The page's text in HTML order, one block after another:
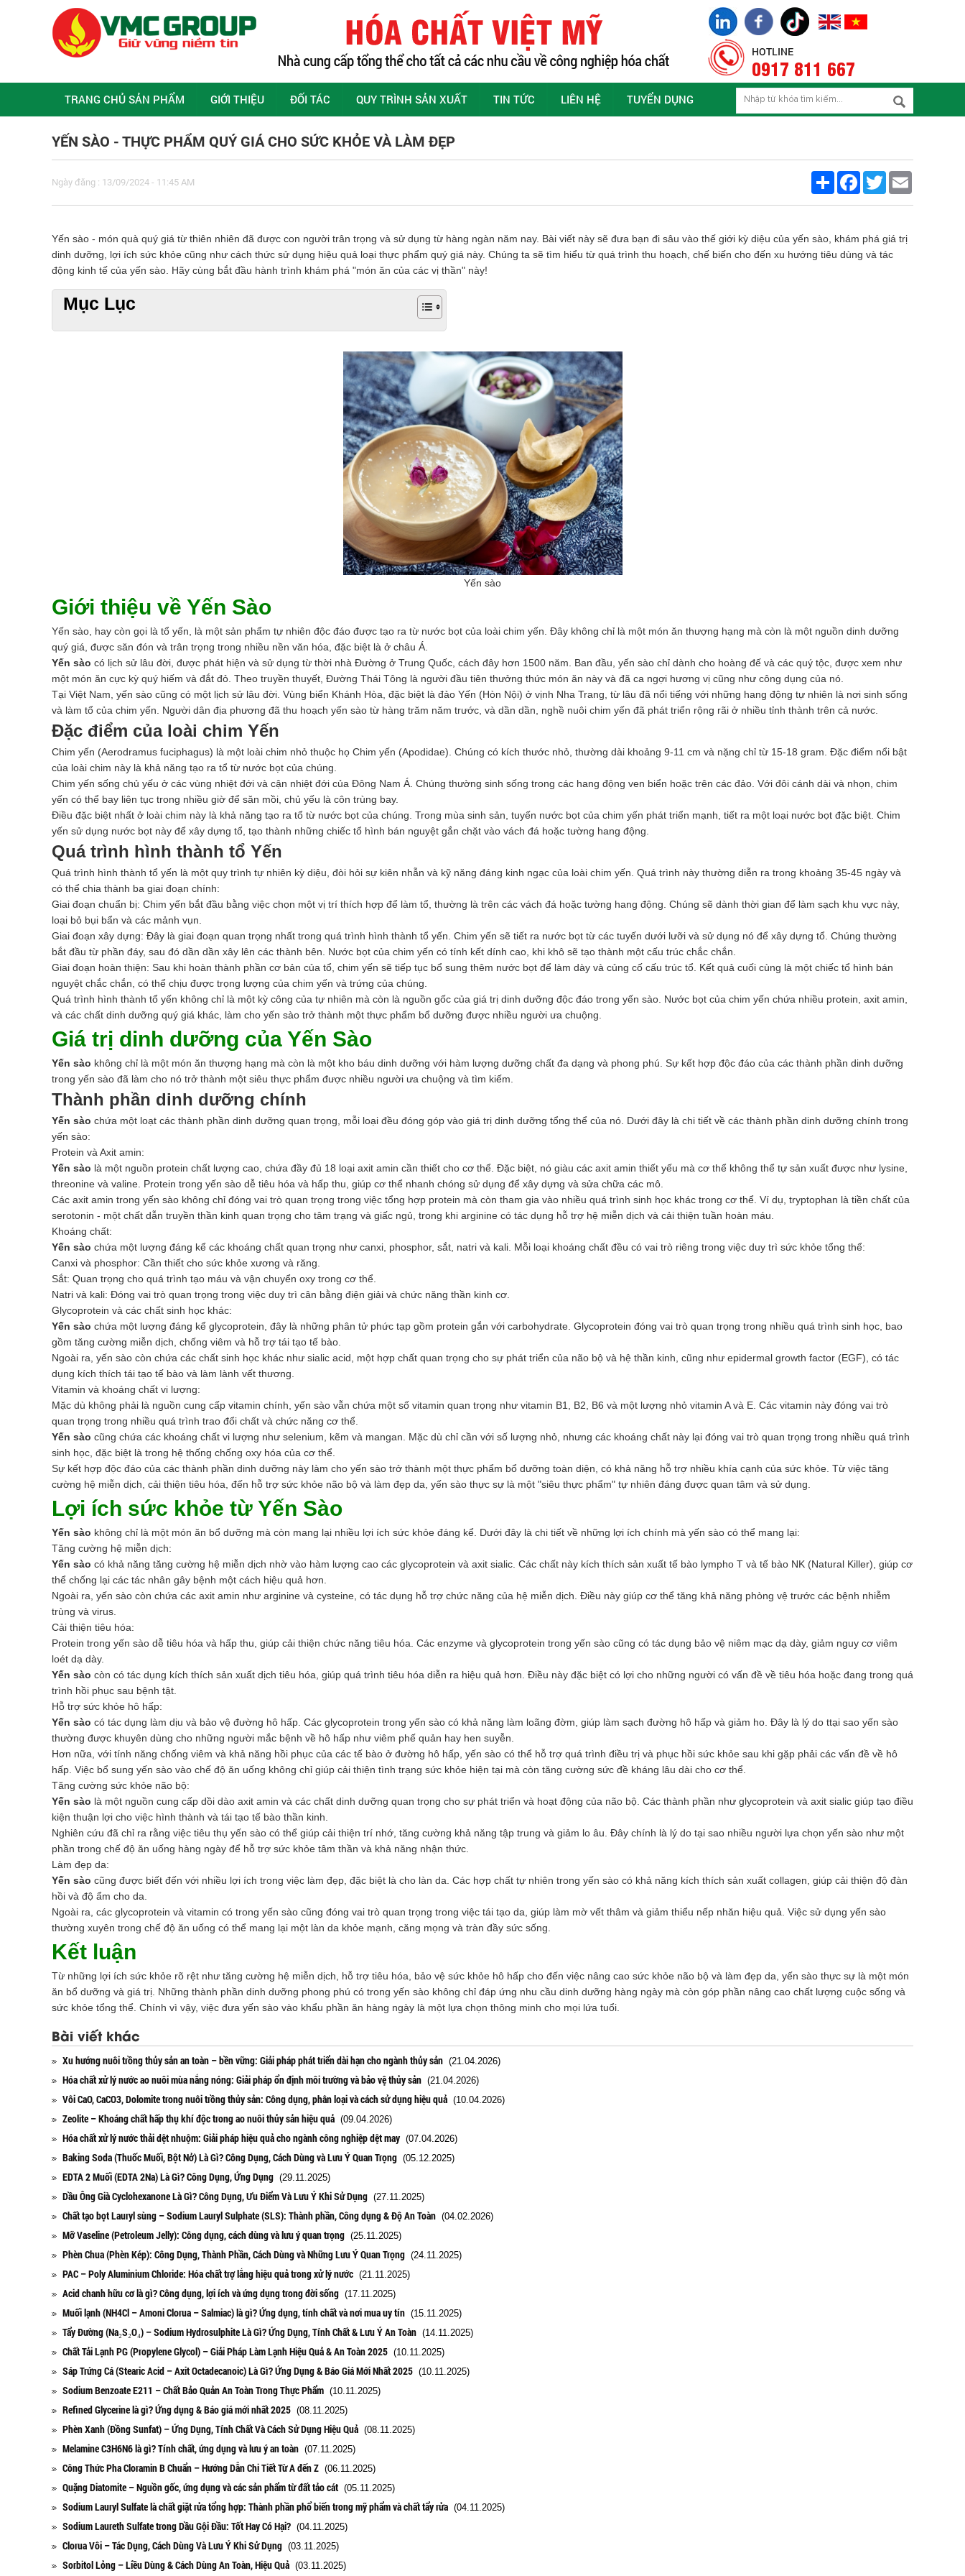
HOTLINE
0917 811 667
TRANG CHỦ SẢN PHẨM GIỚI THIỆU ĐỐI TÁC QUY TRÌNH SẢN XUẤT TIN TỨC LIÊN HỆ TUYỂN DỤNG
YẾN SÀO - THỰC PHẨM QUÝ GIÁ CHO SỨC KHỎE VÀ LÀM ĐẸP
Ngày đăng : 13/09/2024 - 11:45 AM
Share FacebookTwitter
Yến sào - món quà quý giá từ thiên nhiên đã được con người trân trọng và sử dụng từ hàng ngàn năm nay. Bài viết này sẽ đưa bạn đi sâu vào thế giới kỳ diệu của yến sào, khám phá giá trị
dinh dưỡng, lợi ích sức khỏe cũng như cách thức sử dụng hiệu quả loại thực phẩm quý giá này. Chúng ta sẽ tìm hiểu từ quá trình thu hoạch, chế biến cho đến xu hướng tiêu dùng và tác
động kinh tế của yến sào. Hãy cùng bắt đầu hành trình khám phá "món ăn của các vị thần" này!
Mục Lục
Yến sào
Giới thiệu về Yến Sào
Yến sào, hay còn gọi là tổ yến, là một sản phẩm tự nhiên độc đáo được tạo ra từ nước bọt của loài chim yến. Đây không chỉ là một món ăn thượng hạng mà còn là một nguồn dinh dưỡng
quý giá, được săn đón và trân trọng trong nhiều nền văn hóa, đặc biệt là ở châu Á.
Yến sào có lịch sử lâu đời, được phát hiện và sử dụng từ thời nhà Đường ở Trung Quốc, cách đây hơn 1500 năm. Ban đầu, yến sào chỉ dành cho hoàng đế và các quý tộc, được xem như
một món ăn cực kỳ quý hiếm và đắt đỏ. Theo truyền thuyết, Đường Thái Tông là người đầu tiên thưởng thức món ăn này và đã ca ngợi hương vị cũng như công dụng của nó.
Tại Việt Nam, yến sào cũng có một lịch sử lâu đời. Vùng biển Khánh Hòa, đặc biệt là đảo Yến (Hòn Nội) ở vịnh Nha Trang, từ lâu đã nổi tiếng với những hang động tự nhiên là nơi sinh sống
và làm tổ của chim yến. Người dân địa phương đã thu hoạch yến sào từ hàng trăm năm trước, và dần dần, nghề nuôi chim yến đã phát triển rộng rãi ở nhiều tỉnh thành trên cả nước.
Đặc điểm của loài chim Yến
Chim yến (Aerodramus fuciphagus) là một loài chim nhỏ thuộc họ Chim yến (Apodidae). Chúng có kích thước nhỏ, thường dài khoảng 9-11 cm và nặng chỉ từ 15-18 gram. Đặc điểm nổi bật
của loài chim này là khả năng tạo ra tổ từ nước bọt của chúng.
Chim yến sống chủ yếu ở các vùng nhiệt đới và cận nhiệt đới của Đông Nam Á. Chúng thường sinh sống trong các hang động ven biển hoặc trên các đảo. Với đôi cánh dài và nhọn, chim
yến có thể bay liên tục trong nhiều giờ để săn mồi, chủ yếu là côn trùng bay.
Điều đặc biệt nhất ở loài chim này là khả năng tạo ra tổ từ nước bọt của chúng. Trong mùa sinh sản, tuyến nước bọt của chim yến phát triển mạnh, tiết ra một loại nước bọt đặc biệt. Chim
yến sử dụng nước bọt này để xây dựng tổ, tạo thành những chiếc tổ hình bán nguyệt gắn chặt vào vách đá hoặc tường hang động.
Quá trình hình thành tổ Yến
Quá trình hình thành tổ yến là một quy trình tự nhiên kỳ diệu, đòi hỏi sự kiên nhẫn và kỹ năng đáng kinh ngạc của loài chim yến. Quá trình này thường diễn ra trong khoảng 35-45 ngày và
có thể chia thành ba giai đoạn chính:
Giai đoạn chuẩn bị: Chim yến bắt đầu bằng việc chọn một vị trí thích hợp để làm tổ, thường là trên các vách đá hoặc tường hang động. Chúng sẽ dành thời gian để làm sạch khu vực này,
loại bỏ bụi bẩn và các mảnh vụn.
Giai đoạn xây dựng: Đây là giai đoạn quan trọng nhất trong quá trình hình thành tổ yến. Chim yến sẽ tiết ra nước bọt từ các tuyến dưới lưỡi và sử dụng nó để xây dựng tổ. Chúng thường
bắt đầu từ phần đáy, sau đó dần dần xây lên các thành bên. Nước bọt của chim yến có tính kết dính cao, khi khô sẽ tạo thành một cấu trúc chắc chắn.
Giai đoạn hoàn thiện: Sau khi hoàn thành phần cơ bản của tổ, chim yến sẽ tiếp tục bổ sung thêm nước bọt để làm dày và củng cố cấu trúc tổ. Kết quả cuối cùng là một chiếc tổ hình bán
nguyệt chắc chắn, có thể chịu được trọng lượng của chim yến và trứng của chúng.
Quá trình hình thành tổ yến không chỉ là một kỳ công của tự nhiên mà còn là nguồn gốc của giá trị dinh dưỡng độc đáo trong yến sào. Nước bọt của chim yến chứa nhiều protein, axit amin,
và các chất dinh dưỡng quý giá khác, làm cho yến sào trở thành một thực phẩm bổ dưỡng được nhiều người ưa chuộng.
Giá trị dinh dưỡng của Yến Sào
Yến sào không chỉ là một món ăn thượng hạng mà còn là một kho báu dinh dưỡng với hàm lượng dưỡng chất đa dạng và phong phú. Sự kết hợp độc đáo của các thành phần dinh dưỡng
trong yến sào đã làm cho nó trở thành một siêu thực phẩm được nhiều người ưa chuộng và tìm kiếm.
Thành phần dinh dưỡng chính
Yến sào chứa một loạt các thành phần dinh dưỡng quan trọng, mỗi loại đều đóng góp vào giá trị dinh dưỡng tổng thể của nó. Dưới đây là chi tiết về các thành phần dinh dưỡng chính trong
yến sào:
Protein và Axit amin:
Yến sào là một nguồn protein chất lượng cao, chứa đầy đủ 18 loại axit amin cần thiết cho cơ thể. Đặc biệt, nó giàu các axit amin thiết yếu mà cơ thể không thể tự sản xuất được như lysine,
threonine và valine. Protein trong yến sào dễ tiêu hóa và hấp thu, giúp cơ thể nhanh chóng sử dụng để xây dựng và sửa chữa các mô.
Các axit amin trong yến sào không chỉ đóng vai trò quan trọng trong việc tổng hợp protein mà còn tham gia vào nhiều quá trình sinh học khác trong cơ thể. Ví dụ, tryptophan là tiền chất của
serotonin - một chất dẫn truyền thần kinh quan trọng cho tâm trạng và giấc ngủ, trong khi arginine có tác dụng hỗ trợ hệ miễn dịch và cải thiện tuần hoàn máu.
Khoáng chất:
Yến sào chứa một lượng đáng kể các khoáng chất quan trọng như canxi, phosphor, sắt, natri và kali. Mỗi loại khoáng chất đều có vai trò riêng trong việc duy trì sức khỏe tổng thể:
Canxi và phosphor: Cần thiết cho sức khỏe xương và răng.
Sắt: Quan trọng cho quá trình tạo máu và vận chuyển oxy trong cơ thể.
Natri và kali: Đóng vai trò quan trọng trong việc duy trì cân bằng điện giải và chức năng thần kinh cơ.
Glycoprotein và các chất sinh học khác:
Yến sào chứa một lượng đáng kể glycoprotein, đây là những phân tử phức tạp gồm protein gắn với carbohydrate. Glycoprotein đóng vai trò quan trọng trong nhiều quá trình sinh học, bao
gồm tăng cường miễn dịch, chống viêm và hỗ trợ tái tạo tế bào.
Ngoài ra, yến sào còn chứa các chất sinh học khác như sialic acid, một hợp chất quan trọng cho sự phát triển của não bộ và hệ thần kinh, cũng như epidermal growth factor (EGF), có tác
dụng kích thích tái tạo tế bào và làm lành vết thương.
Vitamin và khoáng chất vi lượng:
Mặc dù không phải là nguồn cung cấp vitamin chính, yến sào vẫn chứa một số vitamin quan trọng như vitamin B1, B2, B6 và một lượng nhỏ vitamin A và E. Các vitamin này đóng vai trò
quan trọng trong nhiều quá trình trao đổi chất và chức năng cơ thể.
Yến sào cũng chứa các khoáng chất vi lượng như selenium, kẽm và mangan. Mặc dù chỉ cần với số lượng nhỏ, nhưng các khoáng chất này lại đóng vai trò quan trọng trong nhiều quá trình
sinh học, đặc biệt là trong hệ thống chống oxy hóa của cơ thể.
Sự kết hợp độc đáo của các thành phần dinh dưỡng này làm cho yến sào trở thành một thực phẩm bổ dưỡng toàn diện, có khả năng hỗ trợ nhiều khía cạnh của sức khỏe. Từ việc tăng
cường hệ miễn dịch, cải thiện tiêu hóa, đến hỗ trợ sức khỏe não bộ và làm đẹp da, yến sào thực sự là một "siêu thực phẩm" tự nhiên đáng được quan tâm và sử dụng.
Lợi ích sức khỏe từ Yến Sào
Yến sào không chỉ là một món ăn bổ dưỡng mà còn mang lại nhiều lợi ích sức khỏe đáng kể. Dưới đây là chi tiết về những lợi ích chính mà yến sào có thể mang lại:
Tăng cường hệ miễn dịch:
Yến sào có khả năng tăng cường hệ miễn dịch nhờ vào hàm lượng cao các glycoprotein và axit sialic. Các chất này kích thích sản xuất tế bào lympho T và tế bào NK (Natural Killer), giúp cơ
thể chống lại các tác nhân gây bệnh một cách hiệu quả hơn.
Ngoài ra, yến sào còn chứa các axit amin như arginine và cysteine, có tác dụng hỗ trợ chức năng của hệ miễn dịch. Điều này giúp cơ thể tăng khả năng phòng vệ trước các bệnh nhiễm
trùng và virus.
Cải thiện tiêu hóa:
Protein trong yến sào dễ tiêu hóa và hấp thu, giúp cải thiện chức năng tiêu hóa. Các enzyme và glycoprotein trong yến sào cũng có tác dụng bảo vệ niêm mạc dạ dày, giảm nguy cơ viêm
loét dạ dày.
Yến sào còn có tác dụng kích thích sản xuất dịch tiêu hóa, giúp quá trình tiêu hóa diễn ra hiệu quả hơn. Điều này đặc biệt có lợi cho những người có vấn đề về tiêu hóa hoặc đang trong quá
trình hồi phục sau bệnh tật.
Hỗ trợ sức khỏe hô hấp:
Yến sào có tác dụng làm dịu và bảo vệ đường hô hấp. Các glycoprotein trong yến sào có khả năng làm loãng đờm, giúp làm sạch đường hô hấp và giảm ho. Đây là lý do ttại sao yến sào
thường được khuyên dùng cho những người mắc bệnh về hô hấp như viêm phế quản hay hen suyễn.
Hơn nữa, với tính năng chống viêm và khả năng hồi phục của các tế bào ở đường hô hấp, yến sào có thể hỗ trợ quá trình điều trị và phục hồi sức khỏe sau khi gặp phải các vấn đề về hô
hấp. Việc bổ sung yến sào vào chế độ ăn uống không chỉ giúp cải thiện tình trạng sức khỏe hiện tại mà còn tăng cường sức đề kháng lâu dài cho cơ thể.
Tăng cường sức khỏe não bộ:
Yến sào là một nguồn cung cấp dồi dào axit amin và các chất dinh dưỡng quan trọng cho sự phát triển và hoạt động của não bộ. Các thành phần như glycoprotein và axit sialic giúp tạo điều
kiện thuận lợi cho việc hình thành và tái tạo tế bào thần kinh.
Nghiên cứu đã chỉ ra rằng việc tiêu thụ yến sào có thể giúp cải thiện trí nhớ, tăng cường khả năng tập trung và giảm lo âu. Đây chính là lý do tại sao nhiều người lựa chọn yến sào như một
phần trong chế độ ăn uống hàng ngày để hỗ trợ sức khỏe tâm thần và khả năng nhận thức.
Làm đẹp da:
Yến sào cũng được biết đến với nhiều lợi ích trong việc làm đẹp, đặc biệt là cho làn da. Các hợp chất tự nhiên trong yến sào có khả năng kích thích sản xuất collagen, giúp cải thiện độ đàn
hồi và độ ẩm cho da.
Ngoài ra, các glycoprotein và vitamin có trong yến sào cũng đóng vai trò quan trọng trong việc tái tạo da, giúp làm mờ vết thâm và giảm thiểu nếp nhăn hiệu quả. Việc sử dụng yến sào
thường xuyên trong chế độ ăn uống có thể mang lại một làn da khỏe mạnh, căng mọng và tràn đầy sức sống.
Kết luận
Từ những lợi ích sức khỏe rõ rệt như tăng cường hệ miễn dịch, hỗ trợ tiêu hóa, bảo vệ sức khỏe hô hấp cho đến việc nâng cao sức khỏe não bộ và làm đẹp da, yến sào thực sự là một món
ăn bổ dưỡng và giá trị. Những thành phần dinh dưỡng phong phú có trong yến sào không chỉ đáp ứng nhu cầu dinh dưỡng hàng ngày mà còn góp phần nâng cao chất lượng cuộc sống và
sức khỏe tổng thể. Chính vì vậy, việc đưa yến sào vào khẩu phần ăn hàng ngày là một lựa chọn thông minh cho mọi lứa tuổi.
Bài viết khác
Xu hướng nuôi trồng thủy sản an toàn – bền vững: Giải pháp phát triển dài hạn cho ngành thủy sản (21.04.2026)
Hóa chất xử lý nước ao nuôi mùa nắng nóng: Giải pháp ổn định môi trường và bảo vệ thủy sản (21.04.2026)
Vôi CaO, CaCO3, Dolomite trong nuôi trồng thủy sản: Công dụng, phân loại và cách sử dụng hiệu quả (10.04.2026)
Zeolite – Khoáng chất hấp thụ khí độc trong ao nuôi thủy sản hiệu quả (09.04.2026)
Hóa chất xử lý nước thải dệt nhuộm: Giải pháp hiệu quả cho ngành công nghiệp dệt may (07.04.2026)
Baking Soda (Thuốc Muối, Bột Nở) Là Gì? Công Dụng, Cách Dùng và Lưu Ý Quan Trọng (05.12.2025)
EDTA 2 Muối (EDTA 2Na) Là Gì? Công Dụng, Ứng Dụng (29.11.2025)
Dầu Ông Già Cyclohexanone Là Gì? Công Dụng, Ưu Điểm Và Lưu Ý Khi Sử Dụng (27.11.2025)
Chất tạo bọt Lauryl sùng – Sodium Lauryl Sulphate (SLS): Thành phần, Công dụng & Độ An Toàn (04.02.2026)
Mỡ Vaseline (Petroleum Jelly): Công dụng, cách dùng và lưu ý quan trọng (25.11.2025)
Phèn Chua (Phèn Kép): Công Dụng, Thành Phần, Cách Dùng và Những Lưu Ý Quan Trọng (24.11.2025)
PAC – Poly Aluminium Chloride: Hóa chất trợ lắng hiệu quả trong xử lý nước (21.11.2025)
Acid chanh hữu cơ là gì? Công dụng, lợi ích và ứng dụng trong đời sống (17.11.2025)
Muối lạnh (NH4Cl – Amoni Clorua – Salmiac) là gì? Ứng dụng, tính chất và nơi mua uy tín (15.11.2025)
Tẩy Đường (Na₂S₂O₄) – Sodium Hydrosulphite Là Gì? Ứng Dụng, Tính Chất & Lưu Ý An Toàn (14.11.2025)
Chất Tải Lạnh PG (Propylene Glycol) – Giải Pháp Làm Lạnh Hiệu Quả & An Toàn 2025 (10.11.2025)
Sáp Trứng Cá (Stearic Acid – Axit Octadecanoic) Là Gì? Ứng Dụng & Báo Giá Mới Nhất 2025 (10.11.2025)
Sodium Benzoate E211 – Chất Bảo Quản An Toàn Trong Thực Phẩm (10.11.2025)
Refined Glycerine là gì? Ứng dụng & Báo giá mới nhất 2025 (08.11.2025)
Phèn Xanh (Đồng Sunfat) – Ứng Dụng, Tính Chất Và Cách Sử Dụng Hiệu Quả (08.11.2025)
Melamine C3H6N6 là gì? Tính chất, ứng dụng và lưu ý an toàn (07.11.2025)
Công Thức Pha Cloramin B Chuẩn – Hướng Dẫn Chi Tiết Từ A đến Z (06.11.2025)
Quặng Diatomite – Nguồn gốc, ứng dụng và các sản phẩm từ đất tảo cát (05.11.2025)
Sodium Lauryl Sulfate là chất giặt rửa tổng hợp: Thành phần phổ biến trong mỹ phẩm và chất tẩy rửa (04.11.2025)
Sodium Laureth Sulfate trong Dầu Gội Đầu: Tốt Hay Có Hại? (04.11.2025)
Clorua Vôi – Tác Dụng, Cách Dùng Và Lưu Ý Khi Sử Dụng (03.11.2025)
Sorbitol Lỏng – Liều Dùng & Cách Dùng An Toàn, Hiệu Quả (03.11.2025)